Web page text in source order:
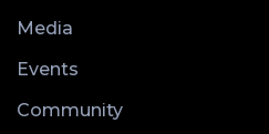
Media
Events
Community